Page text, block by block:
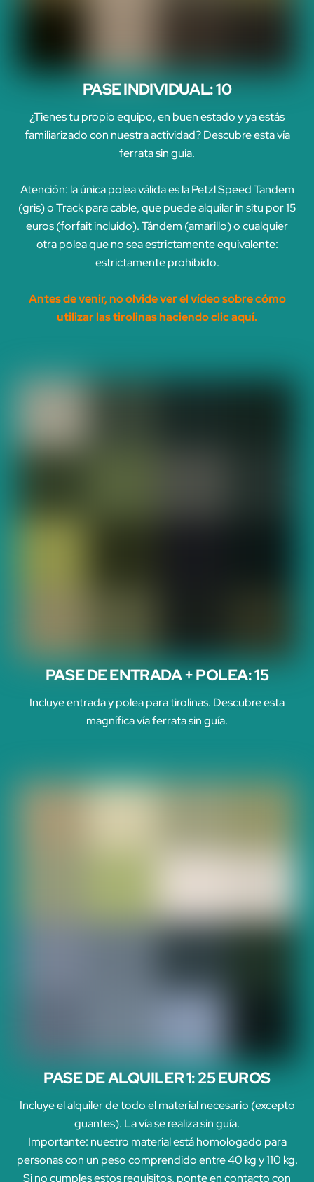
PASE INDIVIDUAL: 10
¿Tienes tu propio equipo, en buen estado y ya estás
familiarizado con nuestra actividad? Descubre esta vía
ferrata sin guía.
Atención: la única polea válida es la Petzl Speed Tandem
(gris) o Track para cable, que puede alquilar in situ por 15
euros (forfait incluido). Tándem (amarillo) o cualquier
otra polea que no sea estrictamente equivalente:
estrictamente prohibido.
Antes de venir, no olvide ver el vídeo sobre cómo
utilizar las tirolinas haciendo clic aquí.
PASE DE ENTRADA + POLEA: 15
Incluye entrada y polea para tirolinas. Descubre esta
magnífica vía ferrata sin guía.
PASE DE ALQUILER 1: 25 EUROS
Incluye el alquiler de todo el material necesario (excepto
guantes). La vía se realiza sin guía.
Importante: nuestro material está homologado para
personas con un peso comprendido entre 40 kg y 110 kg.
Si no cumples estos requisitos, ponte en contacto con